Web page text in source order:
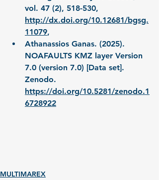
vol. 47 (2), 518-530,
http://dx.doi.org/10.12681/bgsg.
11079,
Athanassios Ganas. (2025).
NOAFAULTS KMZ layer Version
7.0 (version 7.0) [Data set].
Zenodo.
https://doi.org/10.5281/zenodo.1
6728922
MULTIMAREX